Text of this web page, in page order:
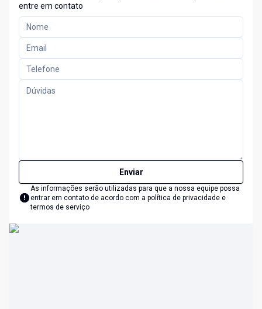
entre em contato
Enviar
As informações serão utilizadas para que a nossa equipe possa
entrar em contato de acordo com a política de privacidade e
termos de serviço